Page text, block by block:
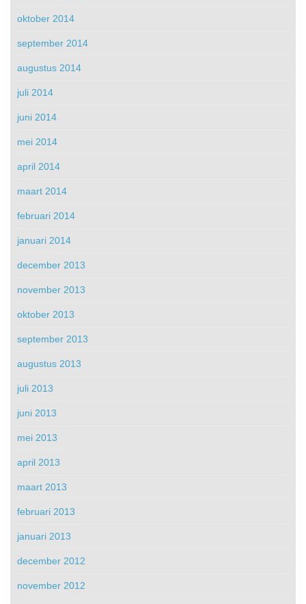
oktober 2014
september 2014
augustus 2014
juli 2014
juni 2014
mei 2014
april 2014
maart 2014
februari 2014
januari 2014
december 2013
november 2013
oktober 2013
september 2013
augustus 2013
juli 2013
juni 2013
mei 2013
april 2013
maart 2013
februari 2013
januari 2013
december 2012
november 2012